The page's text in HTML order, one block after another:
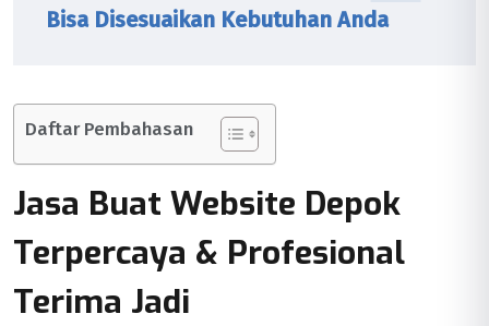
Bisa Disesuaikan Kebutuhan Anda
Daftar Pembahasan
Jasa Buat Website Depok
Terpercaya & Profesional
Terima Jadi